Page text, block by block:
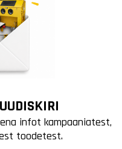
infot kampaaniatest,
toodetest.